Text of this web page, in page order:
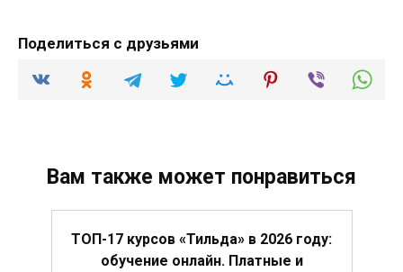
Поделиться с друзьями
Вам также может понравиться
ТОП-17 курсов «Тильда» в 2026 году:
обучение онлайн. Платные и